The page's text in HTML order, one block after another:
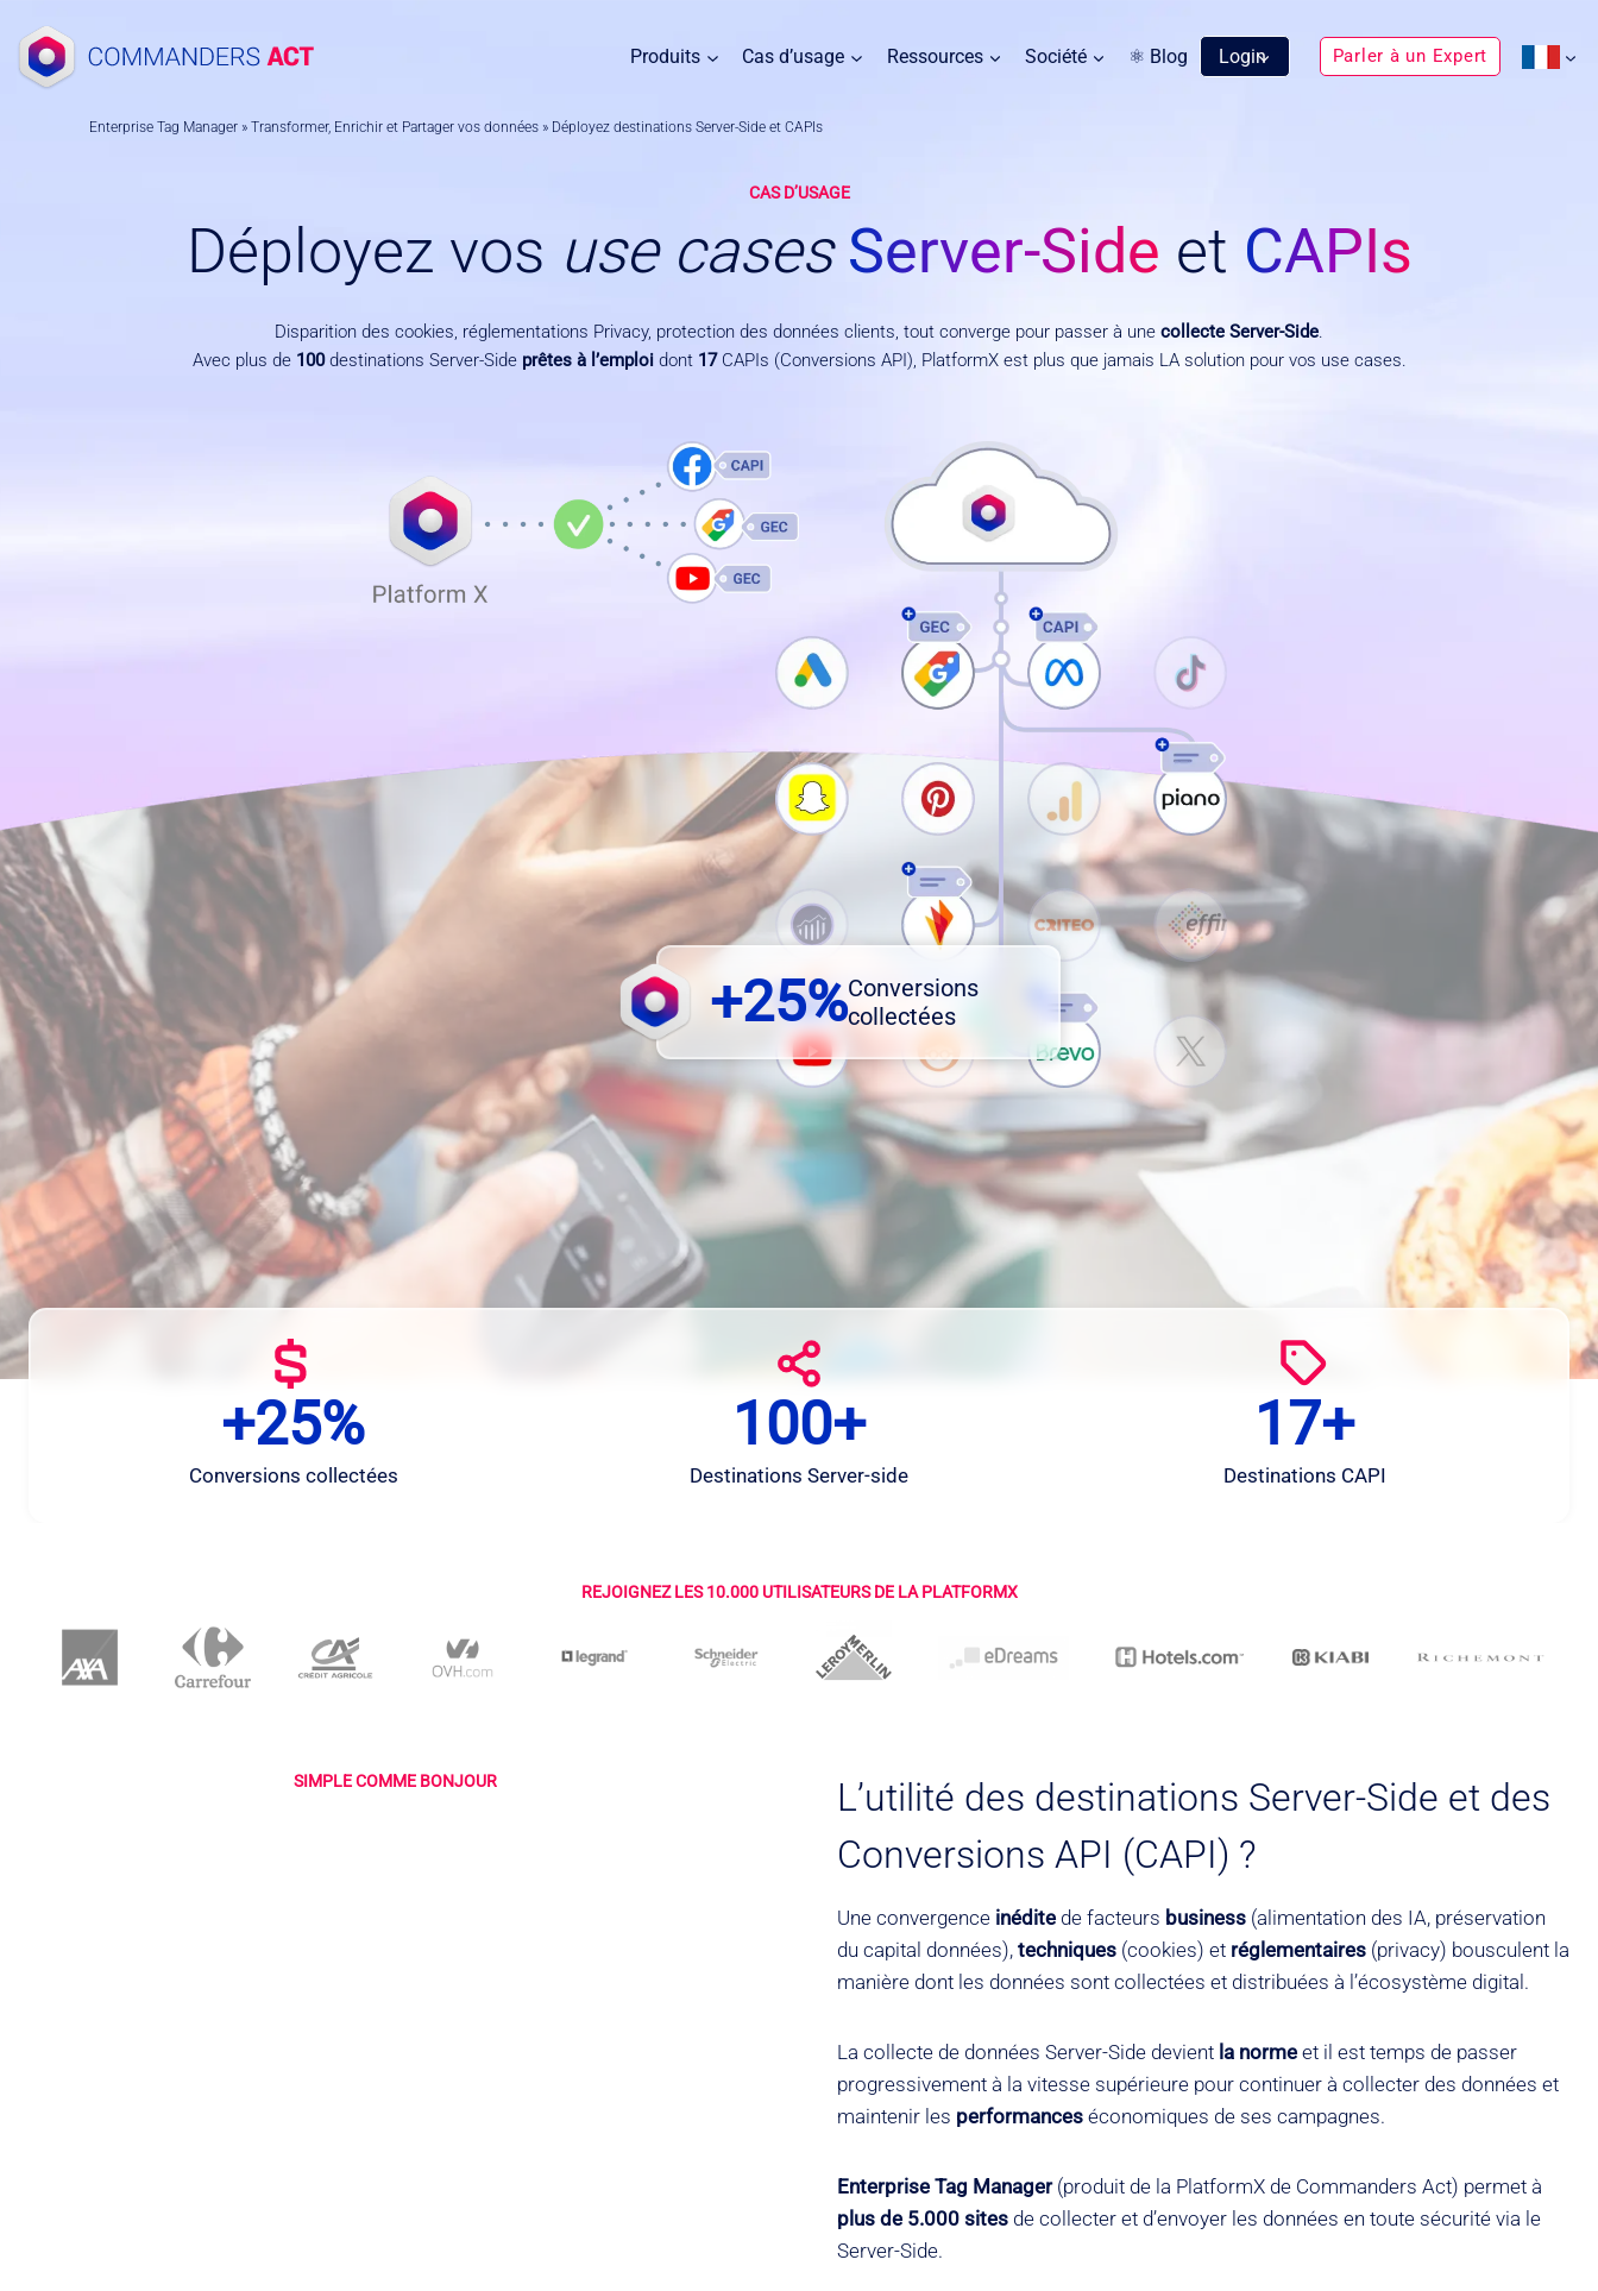
au
contenu
Produits Cas d’usage Ressources Société ⚛ Blog Login Parler à un Expert
Enterprise Tag Manager » Transformer, Enrichir et Partager vos données » Déployez destinations Server-Side et CAPIs
CAS D’USAGE
Déployez vos use cases Server-Side et CAPIs
Disparition des cookies, réglementations Privacy, protection des données clients, tout converge pour passer à une collecte Server-Side.
Avec plus de 100destinations Server-Side prêtes à l’emploidont 17 CAPIs (Conversions API), PlatformX est plus que jamais LA solution pour vos use cases.
+25%Conversions
collectées
+25%
Conversions collectées
100+
Destinations Server-side
17+
Destinations CAPI
REJOIGNEZ LES 10.000 UTILISATEURS DE LA PLATFORMX
SIMPLE COMME BONJOUR
L’utilité des destinations Server-Side et des
Conversions API (CAPI) ?
Une convergence inédite de facteurs business (alimentation des IA, préservation
du capital données), techniques (cookies) et réglementaires (privacy) bousculent la
manière dont les données sont collectées et distribuées à l’écosystème digital.
La collecte de données Server-Side devient la norme et il est temps de passer
progressivement à la vitesse supérieure pour continuer à collecter des données et
maintenir les performances économiques de ses campagnes.
Enterprise Tag Manager(produit de la PlatformX de Commanders Act) permet à
plus de 5.000 sites de collecter et d’envoyer les données en toute sécurité via le
Server-Side.